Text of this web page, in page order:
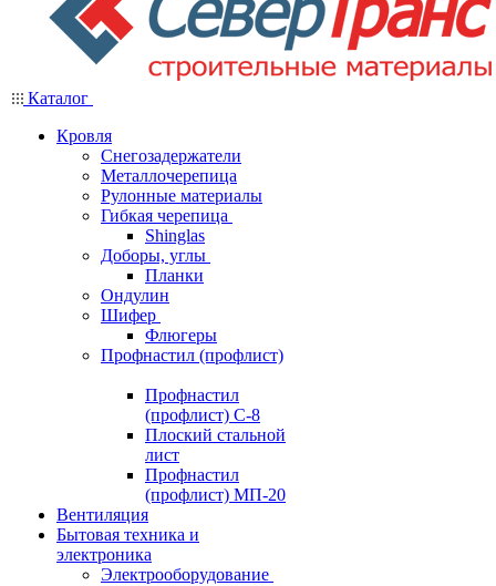
Каталог
Кровля
Снегозадержатели
Металлочерепица
Рулонные материалы
Гибкая черепица
Shinglas
Доборы, углы
Планки
Ондулин
Шифер
Флюгеры
Профнастил (профлист)
Профнастил
(профлист) С-8
Плоский стальной
лист
Профнастил
(профлист) МП-20
Вентиляция
Бытовая техника и
электроника
Электрооборудование